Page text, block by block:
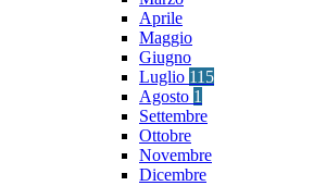
Aprile
Maggio
Giugno
Luglio 115
Agosto 1
Settembre
Ottobre
Novembre
Dicembre